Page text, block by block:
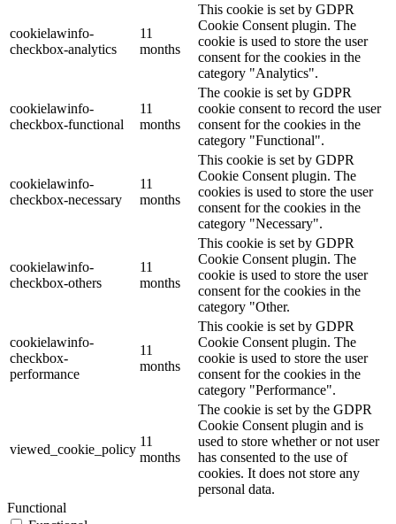
cookielawinfo-
checkbox-analytics
11
months
This cookie is set by GDPR
Cookie Consent plugin. The
cookie is used to store the user
consent for the cookies in the
category "Analytics".
cookielawinfo-
checkbox-functional
11
months
The cookie is set by GDPR
cookie consent to record the user
consent for the cookies in the
category "Functional".
cookielawinfo-
checkbox-necessary
11
months
This cookie is set by GDPR
Cookie Consent plugin. The
cookies is used to store the user
consent for the cookies in the
category "Necessary".
cookielawinfo-
checkbox-others
11
months
This cookie is set by GDPR
Cookie Consent plugin. The
cookie is used to store the user
consent for the cookies in the
category "Other.
cookielawinfo-
checkbox-
performance
11
months
This cookie is set by GDPR
Cookie Consent plugin. The
cookie is used to store the user
consent for the cookies in the
category "Performance".
viewed_cookie_policy
11
months
The cookie is set by the GDPR
Cookie Consent plugin and is
used to store whether or not user
has consented to the use of
cookies. It does not store any
personal data.
Functional